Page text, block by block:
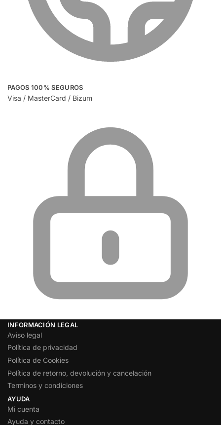
PAGOS 100% SEGUROS
Visa / MasterCard / Bizum
INFORMACIÓN LEGAL
Aviso legal
Política de privacidad
Política de Cookies
Política de retorno, devolución y cancelación
Terminos y condiciones
AYUDA
Mi cuenta
Ayuda y contacto